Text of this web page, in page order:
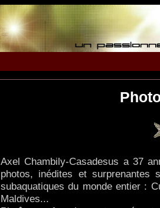
Axel Chambily-Casadesus a 37
photos, inédites et
subaquatiques du monde entier :
Maldives...